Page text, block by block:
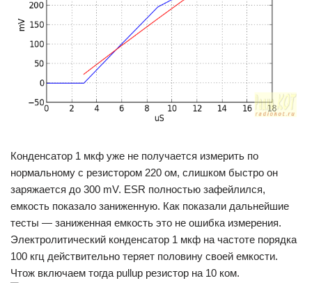
Конденсатор 1 мкф уже не получается измерить по
нормальному с резистором 220 ом, слишком быстро он
заряжается до 300 mV. ESR полностью зафейлился,
емкость показало заниженную. Как показали дальнейшие
тесты — заниженная емкость это не ошибка измерения.
Электролитический конденсатор 1 мкф на частоте порядка
100 кгц действительно теряет половину своей емкости.
Чтож включаем тогда pullup резистор на 10 ком.